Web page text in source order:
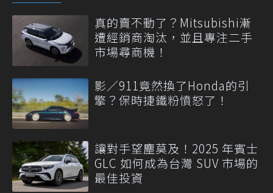
真的賣不動了？Mitsubishi漸
遭經銷商淘汰，並且專注二手
市場尋商機！
影／911竟然換了Honda的引
擎？保時捷鐵粉憤怒了！
讓對手望塵莫及！2025 年賓士
GLC 如何成為台灣 SUV 市場的
最佳投資